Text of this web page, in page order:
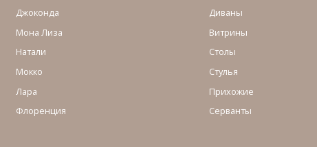
Джоконда
Мона Лиза
Натали
Мокко
Лара
Флоренция
Диваны
Витрины
Столы
Стулья
Прихожие
Серванты